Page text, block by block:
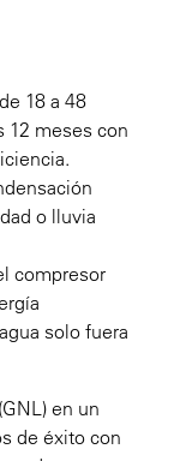
18 a 48
12 meses con
o lluvia
compresor
solo fuera
en un
de éxito con